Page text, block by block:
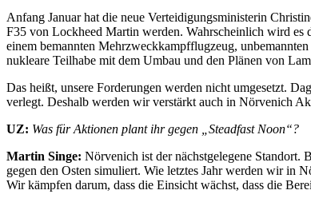
Anfang Januar hat die neue Verteidigungsministerin
F35 von Lockheed Martin werden. Wahrscheinlich wird es
einem bemannten Mehrzweckkampfflugzeug,
nukleare Teilhabe mit dem Umbau und den Plänen von
Das heißt, unsere Forderungen werden nicht umgesetzt.
verlegt. Deshalb werden wir verstärkt auch in Nörvenich
UZ: Was für Aktionen plant ihr gegen „Steadfast Noon“?
Martin Singe: Nörvenich ist der nächstgelegene
gegen den Osten simuliert. Wie letztes Jahr werden wir in
Wir kämpfen darum, dass die Einsicht wächst, dass die